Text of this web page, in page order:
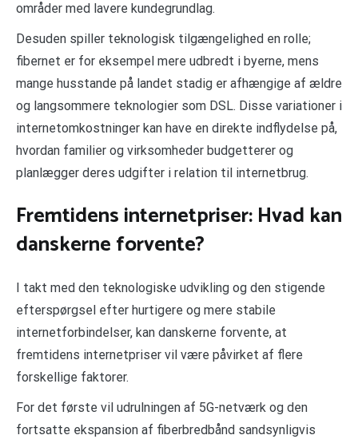
områder med lavere kundegrundlag.
Desuden spiller teknologisk tilgængelighed en rolle;
fibernet er for eksempel mere udbredt i byerne, mens
mange husstande på landet stadig er afhængige af ældre
og langsommere teknologier som DSL. Disse variationer i
internetomkostninger kan have en direkte indflydelse på,
hvordan familier og virksomheder budgetterer og
planlægger deres udgifter i relation til internetbrug.
Fremtidens internetpriser: Hvad kan
danskerne forvente?
I takt med den teknologiske udvikling og den stigende
efterspørgsel efter hurtigere og mere stabile
internetforbindelser, kan danskerne forvente, at
fremtidens internetpriser vil være påvirket af flere
forskellige faktorer.
For det første vil udrulningen af 5G-netværk og den
fortsatte ekspansion af fiberbredbånd sandsynligvis